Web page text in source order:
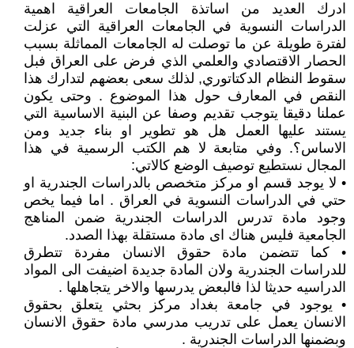
ادرك العديد من اساتذة الجامعات العراقية اهمية
الدراسات النسوية في الجامعات العراقية التي عزلت
لفترة طويلة عن ما توصلت له الجامعات المماثلة بسبب
الحصار الاقتصادي والعلمي الذي فرض على العراق فبل
سقوط النظام الدكتاتوري, لذلك سعى بعضهم لتدارك هذا
النقص في المعارف حول هذا الموضوع . وحتى يكون
عملنا دقيقا يتوجب تقديم وصفا عن البنية الاساسية التي
يستند عليها العمل هل هو تطوير او بناء جديد ومن
الاساس؟. وفي متابعة لا هم الكتب الرسمية في هذا
المجال نستطيع توصيف الوضع كالاتي:
• لا يوجد قسم او مركز متخصص بالدراسات الجندرية او
حتي في الدراسات النسوية في العراق . اما فيما يخص
وجود مادة تدرس الدراسات الجندرية ضمن المناهج
الجامعية فليس هناك اى مادة مستقلة بهذا الصدد.
• كما تتضمن مادة حقوق الانسان مفردة تتطرق
للدراسات الجندرية ولان المادة جديدة اضيفت الى المواد
الدراسيه حديثا لذا فالبعض يدرسها والاخر يتجاهلها .
• يوجود في جامعة بغداد مركز بحثي يتعلق بحقوق
الانسان يعمل على تدريب مدرسي مادة حقوق الانسان
وبضمنها الدراسات الجندرية .